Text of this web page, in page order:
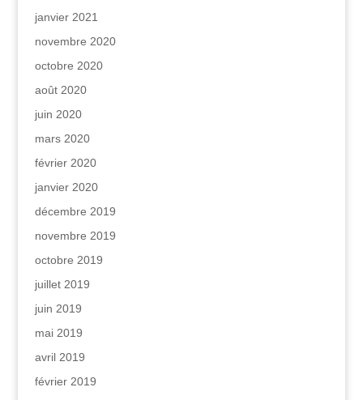
janvier 2021
novembre 2020
octobre 2020
août 2020
juin 2020
mars 2020
février 2020
janvier 2020
décembre 2019
novembre 2019
octobre 2019
juillet 2019
juin 2019
mai 2019
avril 2019
février 2019